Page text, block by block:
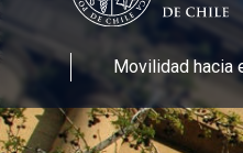
Movilidad hacia